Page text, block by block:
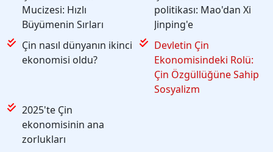
Mucizesi: Hızlı
Büyümenin Sırları
politikası: Mao'dan Xi
Jinping'e
Çin nasıl dünyanın ikinci
ekonomisi oldu?
Devletin Çin
Ekonomisindeki Rolü:
Çin Özgüllüğüne Sahip
Sosyalizm
2025'te Çin
ekonomisinin ana
zorlukları